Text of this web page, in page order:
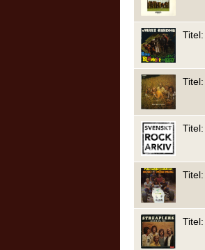
Titel:
Titel:
Titel:
Titel:
Titel: